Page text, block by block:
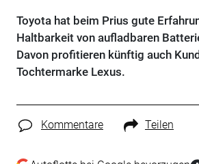
Toyota hat beim Prius gute
Haltbarkeit von aufladbaren
Davon profitieren künftig auch
Tochtermarke Lexus.
Kommentare Teilen